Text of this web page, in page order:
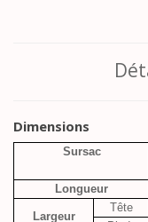
Dimensions
Sursac
Longueur
Largeur
Tête